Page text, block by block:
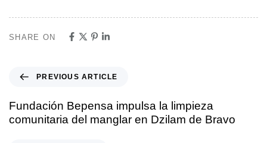
SHARE ON
PREVIOUS ARTICLE
Fundación Bepensa impulsa la limpieza
comunitaria del manglar en Dzilam de Bravo